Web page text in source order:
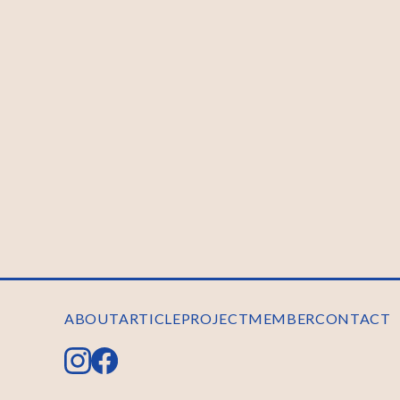
ABOUTARTICLEPROJECTMEMBERCONTACT